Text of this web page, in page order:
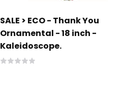
SALE > ECO - Thank You
Ornamental - 18 inch -
Kaleidoscope.